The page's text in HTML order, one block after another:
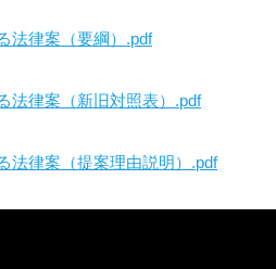
法律案（要綱）.pdf
法律案（新旧対照表）.pdf
法律案（提案理由説明）.pdf